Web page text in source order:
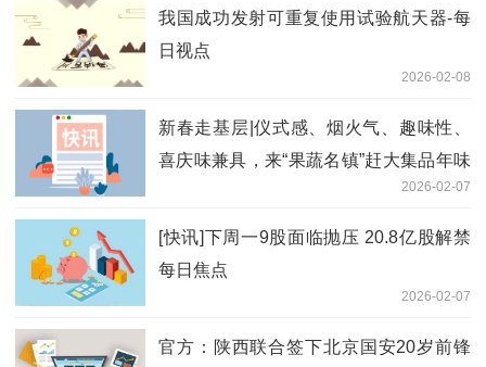
我国成功发射可重复使用试验航天器-每
日视点
2026-02-08
新春走基层|仪式感、烟火气、趣味性、
喜庆味兼具，来“果蔬名镇”赶大集品年味
2026-02-07
[快讯]下周一9股面临抛压 20.8亿股解禁
每日焦点
2026-02-07
官方：陕西联合签下北京国安20岁前锋